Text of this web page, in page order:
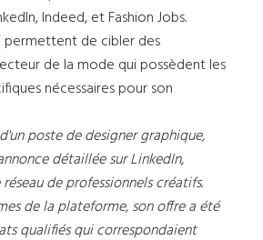
Indeed, et Fashion Jobs.
permettent de cibler des
de la mode qui possèdent les
nécessaires pour son
poste de designer graphique,
détaillée sur LinkedIn,
de professionnels créatifs.
de la plateforme, son offre a été
qualifiés qui correspondaient